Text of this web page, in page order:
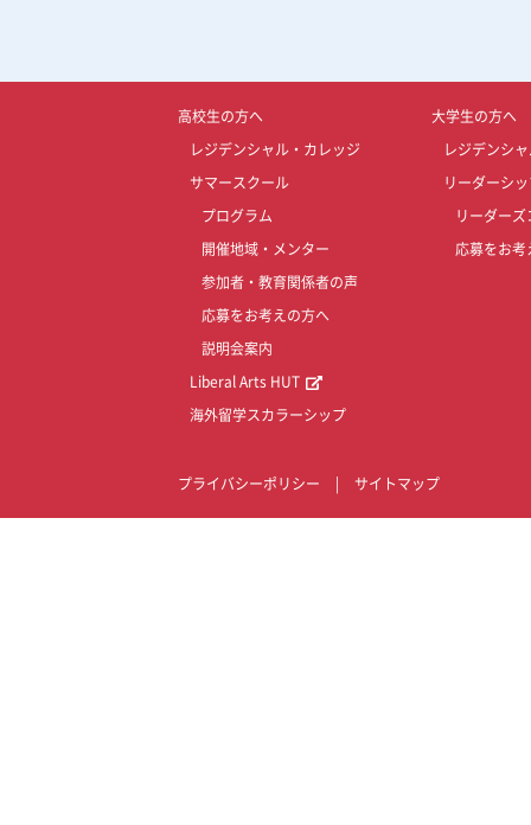
高校生の方へ
レジデンシャル・カレッジ
サマースクール
プログラム
開催地域・メンター
参加者・教育関係者の声
応募をお考えの方へ
説明会案内
Liberal Arts HUT
海外留学スカラーシップ
大学生の方へ
レジデンシ
リーダーシ
リーダーズ
応募をお考
プライバシーポリシー サイトマップ